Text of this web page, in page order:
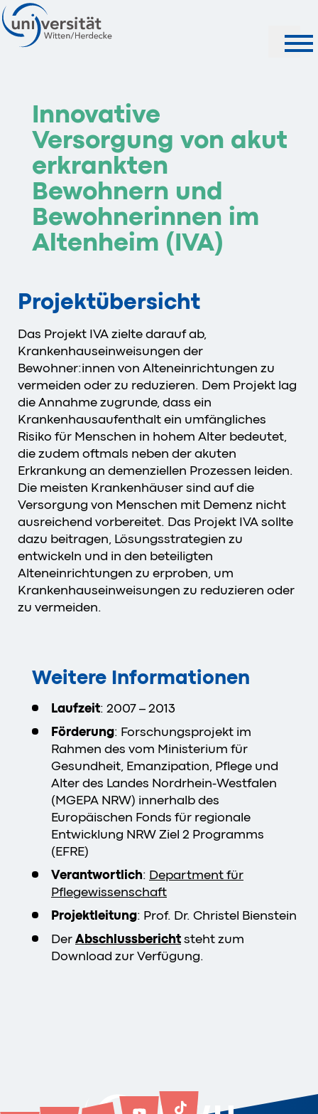
Innovative
Versorgung von akut
erkrankten
Bewohnern und
Bewohnerinnen im
Altenheim (IVA)
Projektübersicht
Das Projekt IVA zielte darauf ab,
Krankenhauseinweisungen der
Bewohner:innen von Alteneinrichtungen zu
vermeiden oder zu reduzieren. Dem Projekt lag
die Annahme zugrunde, dass ein
Krankenhausaufenthalt ein umfängliches
Risiko für Menschen in hohem Alter bedeutet,
die zudem oftmals neben der akuten
Erkrankung an demenziellen Prozessen leiden.
Die meisten Krankenhäuser sind auf die
Versorgung von Menschen mit Demenz nicht
ausreichend vorbereitet. Das Projekt IVA sollte
dazu beitragen, Lösungsstrategien zu
entwickeln und in den beteiligten
Alteneinrichtungen zu erproben, um
Krankenhauseinweisungen zu reduzieren oder
zu vermeiden.
Weitere Informationen
Laufzeit: 2007 – 2013
Förderung: Forschungsprojekt im
Rahmen des vom Ministerium für
Gesundheit, Emanzipation, Pflege und
Alter des Landes Nordrhein-Westfalen
(MGEPA NRW) innerhalb des
Europäischen Fonds für regionale
Entwicklung NRW Ziel 2 Programms
(EFRE)
Verantwortlich: Department für
Pflegewissenschaft
Projektleitung: Prof. Dr. Christel Bienstein
Der Abschlussbericht steht zum
Download zur Verfügung.